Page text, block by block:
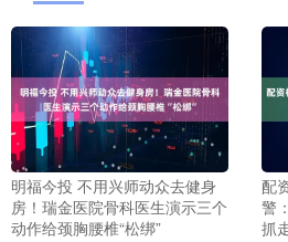
明福今投 不用兴师动众去健身
房！瑞金医院骨科医生演示三个
动作给颈胸腰椎“松绑”
配
警
抓